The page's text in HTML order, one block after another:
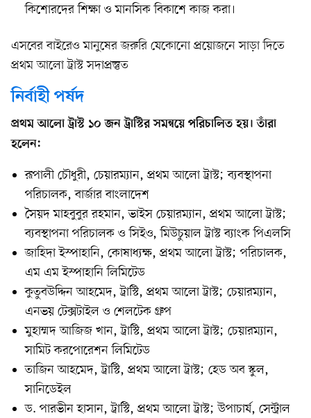
কিশোরদের শিক্ষা ও মানসিক বিকাশে কাজ করা।
এসবের বাইরেও মানুষের জরুরি যেকোনো প্রয়োজনে সাড়া দিতে
প্রথম আলো ট্রাস্ট সদাপ্রস্তুত
নির্বাহী পর্ষদ
প্রথম আলো ট্রাস্ট ১০ জন ট্রাস্টির সমন্বয়ে পরিচালিত হয়। তাঁরা
হলেন:
রূপালী চৌধুরী, চেয়ারম্যান, প্রথম আলো ট্রাস্ট; ব্যবস্থাপনা
পরিচালক, বার্জার বাংলাদেশ
সৈয়দ মাহবুবুর রহমান, ভাইস চেয়ারম্যান, প্রথম আলো ট্রাস্ট;
ব্যবস্থাপনা পরিচালক ও সিইও, মিউচুয়াল ট্রাস্ট ব্যাংক পিএলসি
জাহিদা ইস্পাহানি, কোষাধ্যক্ষ, প্রথম আলো ট্রাস্ট; পরিচালক,
এম এম ইস্পাহানি লিমিটেড
কুতুবউদ্দিন আহমেদ, ট্রাস্টি, প্রথম আলো ট্রাস্ট; চেয়ারম্যান,
এনভয় টেক্সটাইল ও শেলটেক গ্রুপ
মুহাম্মদ আজিজ খান, ট্রাস্টি, প্রথম আলো ট্রাস্ট; চেয়ারম্যান,
সামিট করপোরেশন লিমিটেড
তাজিন আহমেদ, ট্রাস্টি, প্রথম আলো ট্রাস্ট; হেড অব স্কুল,
সানিডেইল
ড. পারভীন হাসান, ট্রাস্টি, প্রথম আলো ট্রাস্ট; উপাচার্য, সেন্ট্রাল